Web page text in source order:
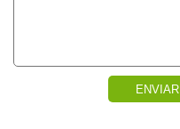
ENVIAR